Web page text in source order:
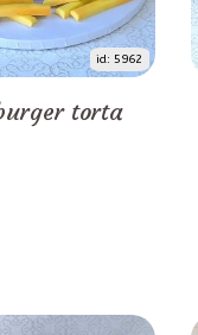
id: 5962
torta